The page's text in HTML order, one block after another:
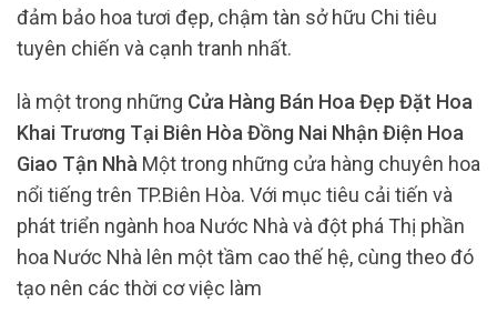
đảm bảo hoa tươi đẹp, chậm tàn sở hữu Chi tiêu
tuyên chiến và cạnh tranh nhất.
là một trong những Cửa Hàng Bán Hoa Đẹp Đặt Hoa
Khai Trương Tại Biên Hòa Đồng Nai Nhận Điện Hoa
Giao Tận Nhà Một trong những cửa hàng chuyên hoa
nổi tiếng trên TP.Biên Hòa. Với mục tiêu cải tiến và
phát triển ngành hoa Nước Nhà và đột phá Thị phần
hoa Nước Nhà lên một tầm cao thế hệ, cùng theo đó
tạo nên các thời cơ việc làm